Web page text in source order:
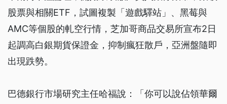
股票與相關ETF，試圖複製「遊戲驛站」、黑莓與
AMC等個股的軋空行情，芝加哥商品交易所宣布2日
起調高白銀期貨保證金，抑制瘋狂散戶，亞洲盤隨即
出現跌勢。
巴德銀行市場研究主任哈福說：「你可以說佔領華爾